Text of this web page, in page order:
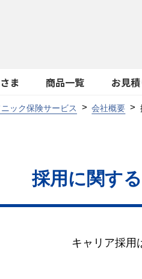
ま 商品一覧 お見積
ック保険サービス 会社概要
採用に関す
キャリア採用